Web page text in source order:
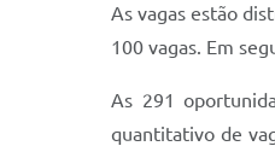
As vagas estão
100 vagas. Em
As 291
quantitativo de